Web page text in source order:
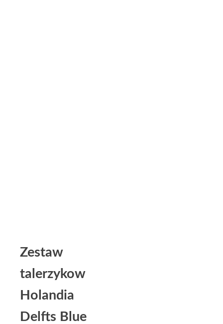
Zestaw
talerzykow
Holandia
Delfts Blue